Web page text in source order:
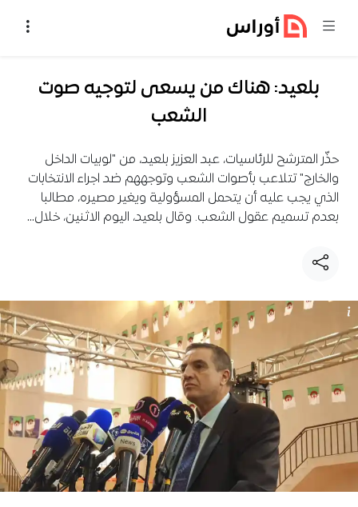
بلعيد: هناك من يسعى لتوجيه صوت
الشعب
حذّر المترشح للرئاسيات، عبد العزيز بلعيد، من "لوبيات الداخل
والخارج" تتلاعب بأصوات الشعب وتوجههم ضد اجراء الانتخابات
الذي يجب عليه أن يتحمل المسؤولية ويغير مصيره، مطالبا
بعدم تسميم عقول الشعب. وقال بلعيد، اليوم الاثنين، خلال…